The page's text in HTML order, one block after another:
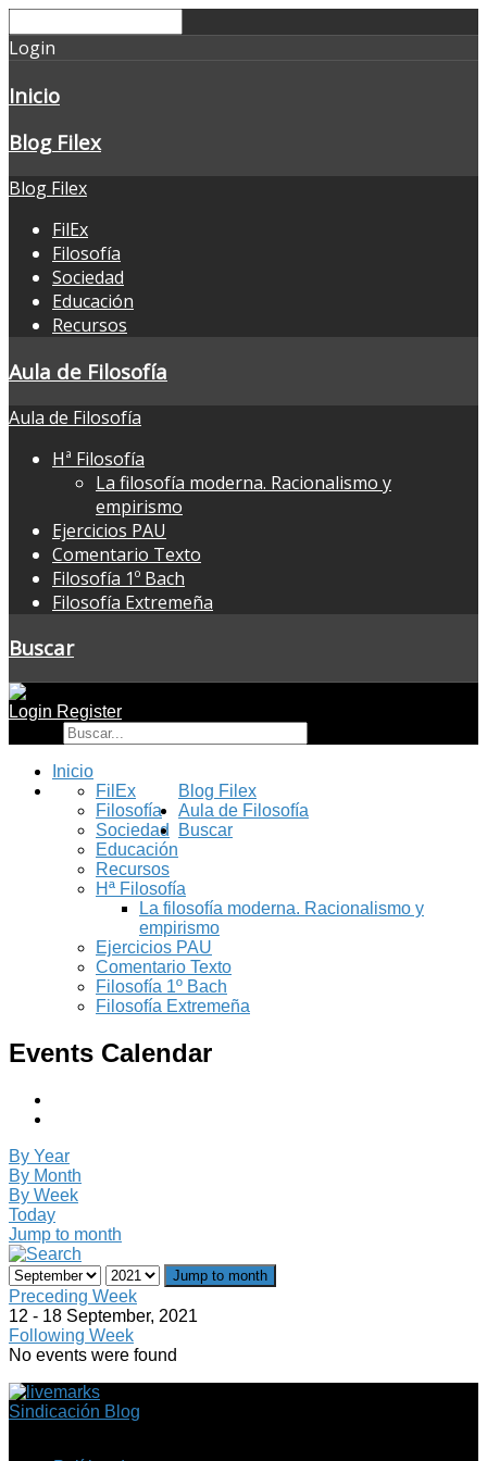
Login
Inicio
Blog Filex
Blog Filex
FilEx
Filosofía
Sociedad
Educación
Recursos
Aula de Filosofía
Aula de Filosofía
Hª Filosofía
La filosofía moderna. Racionalismo y
empirismo
Ejercicios PAU
Comentario Texto
Filosofía 1º Bach
Filosofía Extremeña
Buscar
Login Register
Inicio
Blog Filex
FilEx
Filosofía
Sociedad
Educación
Recursos
Aula de Filosofía
Hª Filosofía
La filosofía moderna. Racionalismo y
empirismo
Ejercicios PAU
Comentario Texto
Filosofía 1º Bach
Filosofía Extremeña
Buscar
Events Calendar
By Year
By Month
By Week
Today
Jump to month
Jump to month
Preceding Week
12 - 18 September, 2021
Following Week
No events were found
Sindicación Blog